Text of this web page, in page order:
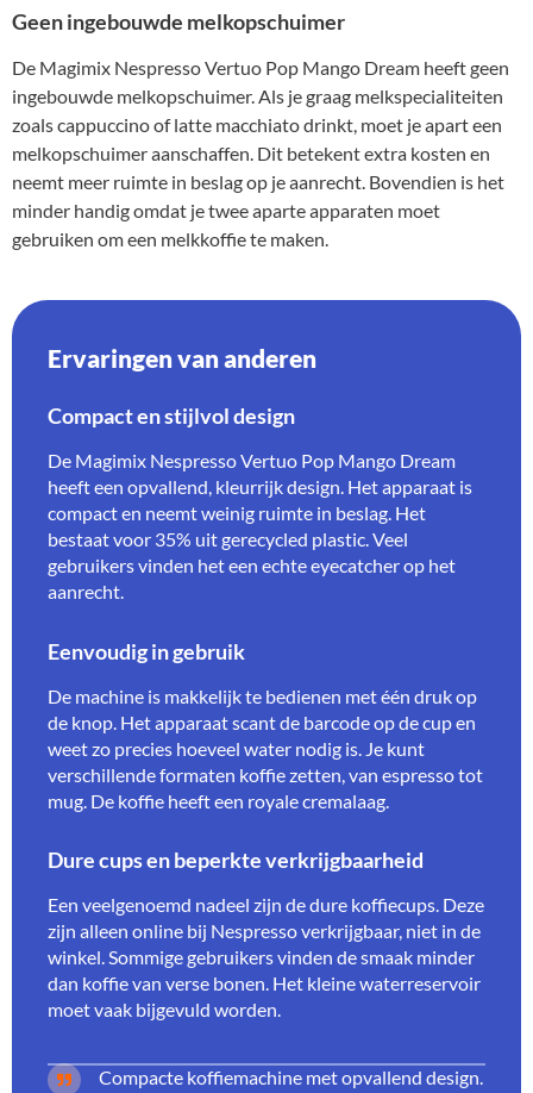
Geen ingebouwde melkopschuimer
De Magimix Nespresso Vertuo Pop Mango Dream heeft geen
ingebouwde melkopschuimer. Als je graag melkspecialiteiten
zoals cappuccino of latte macchiato drinkt, moet je apart een
melkopschuimer aanschaffen. Dit betekent extra kosten en
neemt meer ruimte in beslag op je aanrecht. Bovendien is het
minder handig omdat je twee aparte apparaten moet
gebruiken om een melkkoffie te maken.
Ervaringen van anderen
Compact en stijlvol design
De Magimix Nespresso Vertuo Pop Mango Dream
heeft een opvallend, kleurrijk design. Het apparaat is
compact en neemt weinig ruimte in beslag. Het
bestaat voor 35% uit gerecycled plastic. Veel
gebruikers vinden het een echte eyecatcher op het
aanrecht.
Eenvoudig in gebruik
De machine is makkelijk te bedienen met één druk op
de knop. Het apparaat scant de barcode op de cup en
weet zo precies hoeveel water nodig is. Je kunt
verschillende formaten koffie zetten, van espresso tot
mug. De koffie heeft een royale cremalaag.
Dure cups en beperkte verkrijgbaarheid
Een veelgenoemd nadeel zijn de dure koffiecups. Deze
zijn alleen online bij Nespresso verkrijgbaar, niet in de
winkel. Sommige gebruikers vinden de smaak minder
dan koffie van verse bonen. Het kleine waterreservoir
moet vaak bijgevuld worden.
Compacte koffiemachine met opvallend design.